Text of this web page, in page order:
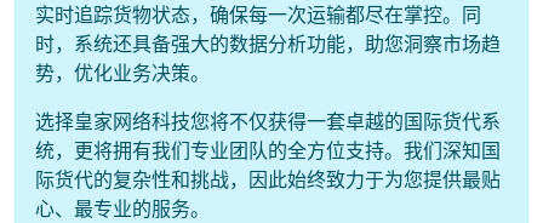
实时追踪货物状态，确保每一次运输都尽在掌控。同
时，系统还具备强大的数据分析功能，助您洞察市场趋
势，优化业务决策。
选择皇家网络科技您将不仅获得一套卓越的国际货代系
统，更将拥有我们专业团队的全方位支持。我们深知国
际货代的复杂性和挑战，因此始终致力于为您提供最贴
心、最专业的服务。